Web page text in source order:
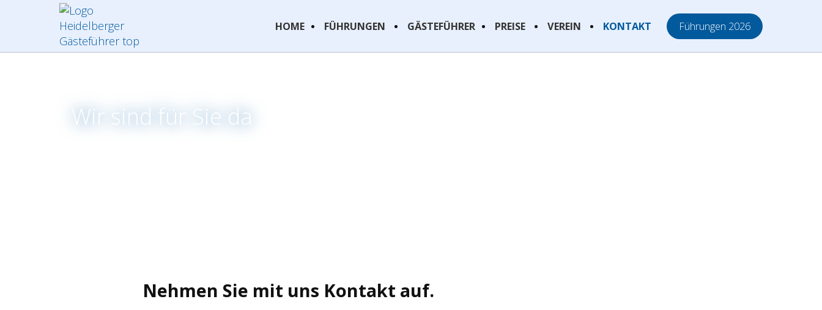
HOME FÜHRUNGEN GÄSTEFÜHRER PREISE VEREIN KONTAKT Führungen 2026
Wir sind für Sie da
Nehmen Sie mit uns Kontakt auf.